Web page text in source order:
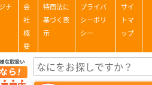
ナ
会
社
概
要
特商法に
基づく表
示
プライバ
シーポリ
シー
サイ
トマ
ップ